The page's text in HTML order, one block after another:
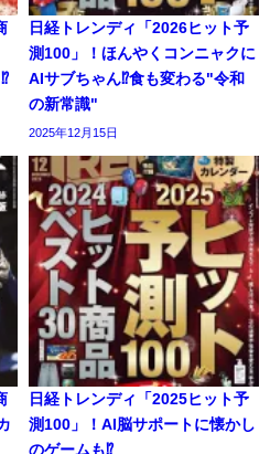
日経トレンディ「2026ヒット予
測100」！ほんやくコンニャクに
AIサブちゃん⁉食も変わる"令和
の新常識"
2025年12月15日
日経トレンディ「2025ヒット予
測100」！AI脳サポートに懐かし
のゲームも⁉